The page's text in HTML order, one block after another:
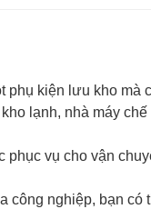
phụ kiện lưu kho mà
lạnh, nhà máy
phục vụ cho vận
công nghiệp, bạn có